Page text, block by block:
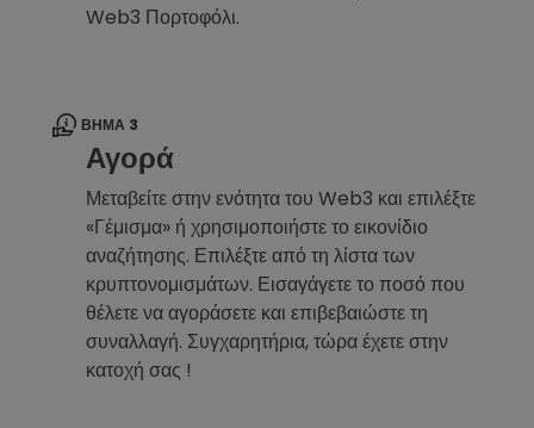
Web3 Πορτοφόλι.
ΒΉΜΑ 3
Αγορά
Μεταβείτε στην ενότητα του Web3 και επιλέξτε
«Γέμισμα» ή χρησιμοποιήστε το εικονίδιο
αναζήτησης. Επιλέξτε από τη λίστα των
κρυπτονομισμάτων. Εισαγάγετε το ποσό που
θέλετε να αγοράσετε και επιβεβαιώστε τη
συναλλαγή. Συγχαρητήρια, τώρα έχετε στην
κατοχή σας !